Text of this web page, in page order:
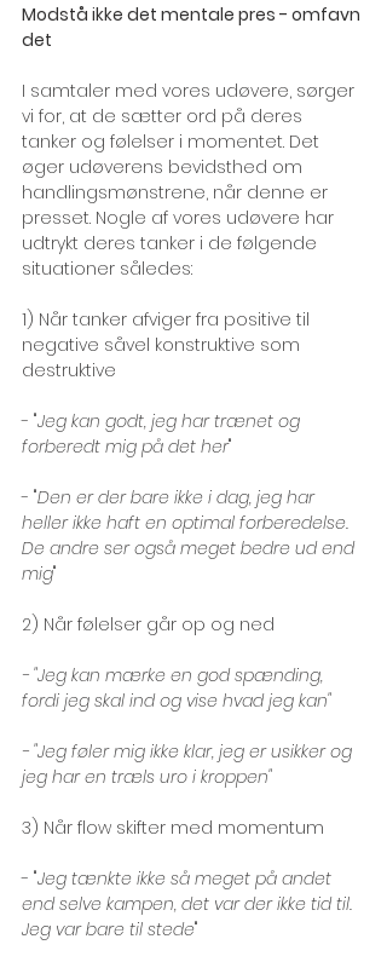
Modstå ikke det mentale pres - omfavn
det
I samtaler med vores udøvere, sørger
vi for, at de sætter ord på deres
tanker og følelser i momentet. Det
øger udøverens bevidsthed om
handlingsmønstrene, når denne er
presset. Nogle af vores udøvere har
udtrykt deres tanker i de følgende
situationer således:
1) Når tanker afviger fra positive til
negative såvel konstruktive som
destruktive
- "Jeg kan godt, jeg har trænet og
forberedt mig på det her"
- "Den er der bare ikke i dag, jeg har
heller ikke haft en optimal forberedelse.
De andre ser også meget bedre ud end
mig"
2) Når følelser går op og ned
- "Jeg kan mærke en god spænding,
fordi jeg skal ind og vise hvad jeg kan"
- "Jeg føler mig ikke klar, jeg er usikker og
jeg har en træls uro i kroppen"
3) Når flow skifter med momentum
- "Jeg tænkte ikke så meget på andet
end selve kampen, det var der ikke tid til.
Jeg var bare til stede"